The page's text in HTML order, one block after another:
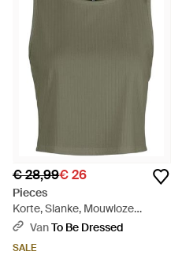
€ 28,99€ 26
Pieces
Korte, Slanke, Mouwloze
Tanktop Voor (Diep) - Groen
VanTo Be Dressed
SALE